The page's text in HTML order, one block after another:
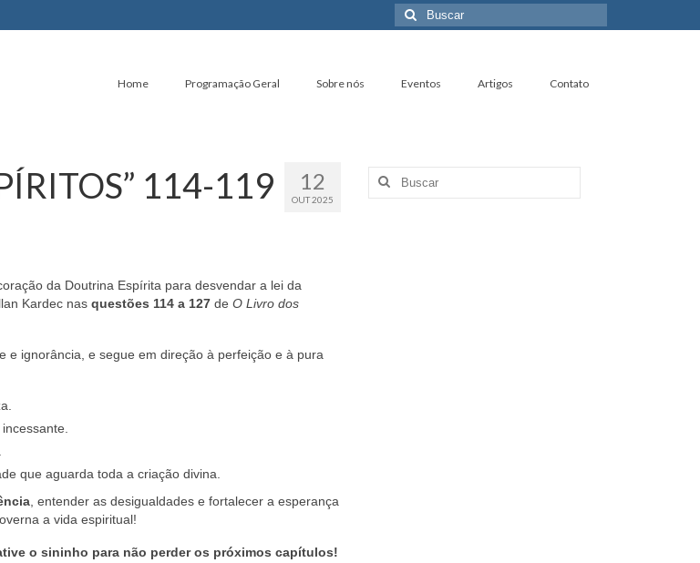
Buscar
por:
Home Programação Geral Sobre nós Eventos Artigos Contato
12
OUT 2025
114-119
da Doutrina Espírita para desvendar a lei da
Kardec nas questões 114 a 127 de O Livro dos
e ignorância, e segue em direção à perfeição e à pura
que aguarda toda a criação divina.
, entender as desigualdades e fortalecer a esperança
a vida espiritual!
o sininho para não perder os próximos capítulos!
Buscar